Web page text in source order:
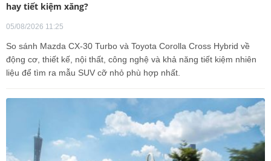
hay tiết kiệm xăng?
05/08/2026 11:25
So sánh Mazda CX-30 Turbo và Toyota Corolla Cross Hybrid về
động cơ, thiết kế, nội thất, công nghệ và khả năng tiết kiệm nhiên
liệu để tìm ra mẫu SUV cỡ nhỏ phù hợp nhất.